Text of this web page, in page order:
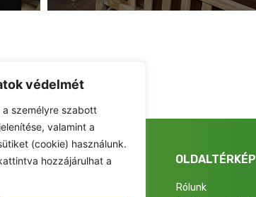
védelmét
személyre szabott
valamint a
(cookie) használunk.
hozzájárulhat a
ALAPÍTVÁNY OLDALTÉRKÉP
Rólunk